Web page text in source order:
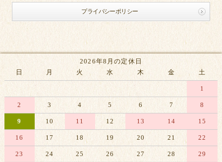
プライバシーポリシー
2026年8月の定休日
日
月 火 水 木 金 土
1
2 3 4 5 6 7 8
9 10 11 12 13 14 15
16 17 18 19 20 21 22
23 24 25 26 27 28 29